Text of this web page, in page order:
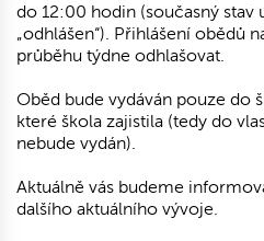
do 12:00 hodin (současný stav
„odhlášen“). Přihlášení obědů
průběhu týdne odhlašovat.
Oběd bude vydáván pouze do
které škola zajistila (tedy do
nebude vydán).
Aktuálně vás budeme
dalšího aktuálního vývoje.